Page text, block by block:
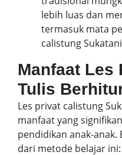
lebih luas dan
termasuk mata
calistung
Manfaat Les
Tulis
Les privat calistung
manfaat yang
pendidikan anak-
dari metode belajar ini: